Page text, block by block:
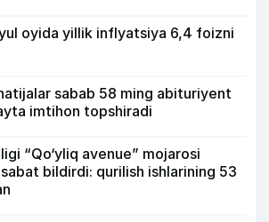
oyida yillik inflyatsiya 6,4 foizni
sabab 58 ming abituriyent
imtihon topshiradi
“Qo‘yliq avenue” mojarosi
bildirdi: qurilish ishlarining 53